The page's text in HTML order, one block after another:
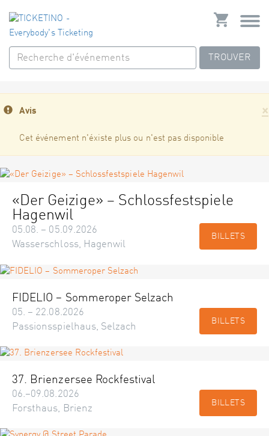
TROUVER
×
Avis
Cet événement n'éxiste plus ou n'est pas disponible
«Der Geizige» – Schlossfestspiele
Hagenwil
05.08. – 05.09.2026
Wasserschloss, Hagenwil
BILLETS
FIDELIO – Sommeroper Selzach
05. – 22.08.2026
Passionsspielhaus, Selzach
BILLETS
37. Brienzersee Rockfestival
06.–09.08.2026
Forsthaus, Brienz
BILLETS